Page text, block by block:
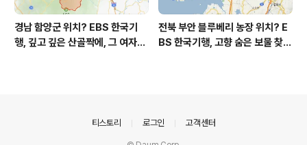
경남 함양군 위치? EBS 한국기
행, 깊고 깊은 산골짝에, 그 여자의
전북 부안 블루베리 농장 위치? E
BS 한국기행, 고향 숨은 보물 찾
티스토리 로그인 고객센터